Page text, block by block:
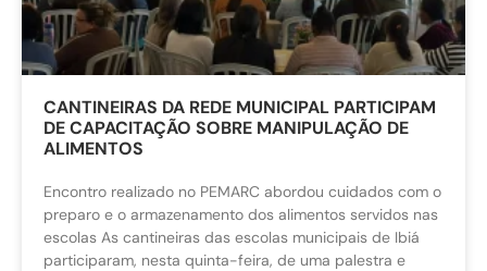
CANTINEIRAS DA REDE MUNICIPAL PARTICIPAM
DE CAPACITAÇÃO SOBRE MANIPULAÇÃO DE
ALIMENTOS
Encontro realizado no PEMARC abordou cuidados com o
preparo e o armazenamento dos alimentos servidos nas
escolas As cantineiras das escolas municipais de Ibiá
participaram, nesta quinta-feira, de uma palestra e